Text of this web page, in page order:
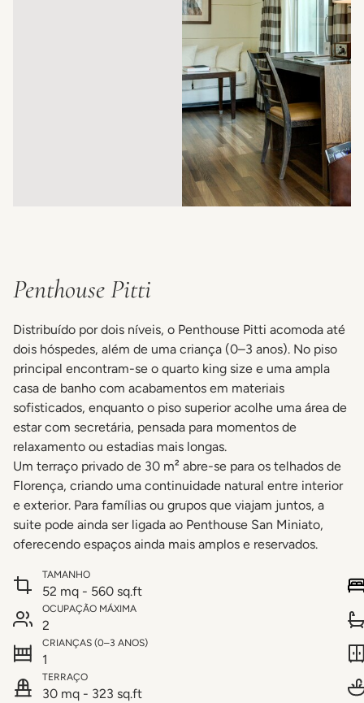
Penthouse Pitti
Distribuído por dois níveis, o Penthouse Pitti acomoda até
dois hóspedes, além de uma criança (0–3 anos). No piso
principal encontram-se o quarto king size e uma ampla
casa de banho com acabamentos em materiais
sofisticados, enquanto o piso superior acolhe uma área de
estar com secretária, pensada para momentos de
relaxamento ou estadias mais longas.
Um terraço privado de 30 m² abre-se para os telhados de
Florença, criando uma continuidade natural entre interior
e exterior. Para famílias ou grupos que viajam juntos, a
suite pode ainda ser ligada ao Penthouse San Miniato,
oferecendo espaços ainda mais amplos e reservados.
TAMANHO
52 mq - 560 sq.ft
OCUPAÇÃO MÁXIMA
2
CRIANÇAS (0–3 ANOS)
1
TERRAÇO
30 mq - 323 sq.ft